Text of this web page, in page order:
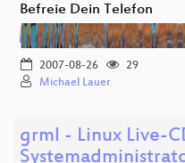
Befreie Dein Telefon
2007-08-26
29
Michael Lauer
grml - Linux Live-